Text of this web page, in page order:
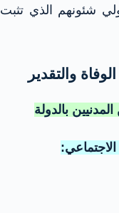
شئونهم الذي تثبت
والتقدير
بالدولة